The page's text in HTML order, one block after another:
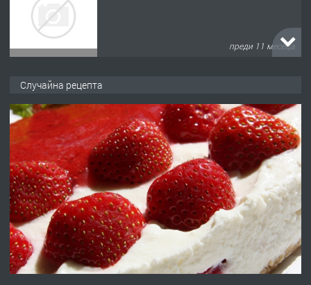
преди 11 месеца
преди 1 година
ПРЕДЛАГА Работа за общи работници
преди 1 година
ПРЕДЛАГА
Първи поход "По стъпките на Ангел
Случайна рецепта